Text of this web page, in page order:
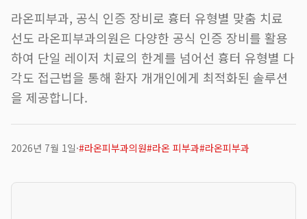
라온피부과, 공식 인증 장비로 흉터 유형별 맞춤 치료
선도 라온피부과의원은 다양한 공식 인증 장비를 활용
하여 단일 레이저 치료의 한계를 넘어선 흉터 유형별 다
각도 접근법을 통해 환자 개개인에게 최적화된 솔루션
을 제공합니다.
2026년 7월 1일·#라온피부과의원#라온 피부과#라온피부과